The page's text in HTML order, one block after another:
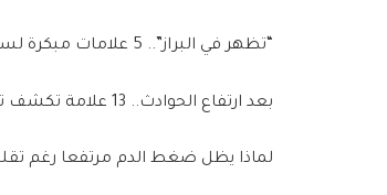
“تظهر في البراز”.. 5 علامات مبكرة لسرطان القولون والمستقيم
بعد ارتفاع الحوادث.. 13 علامة تكشف تعرض الطفل لاعتداء جنسي
لماذا يظل ضغط الدم مرتفعا رغم